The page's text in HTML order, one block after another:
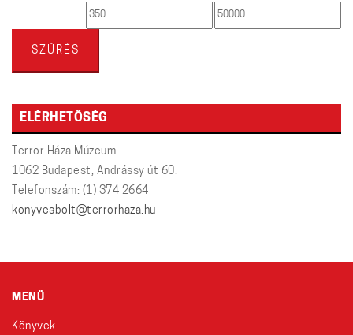
Min Max
SZŰRÉS
ELÉRHETŐSÉG
Terror Háza Múzeum
1062 Budapest, Andrássy út 60.
Telefonszám: (1) 374 2664
konyvesbolt@terrorhaza.hu
MENÜ
Könyvek